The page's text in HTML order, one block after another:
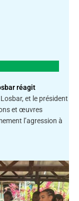
réagit
et le président
et œuvres
l’agression à